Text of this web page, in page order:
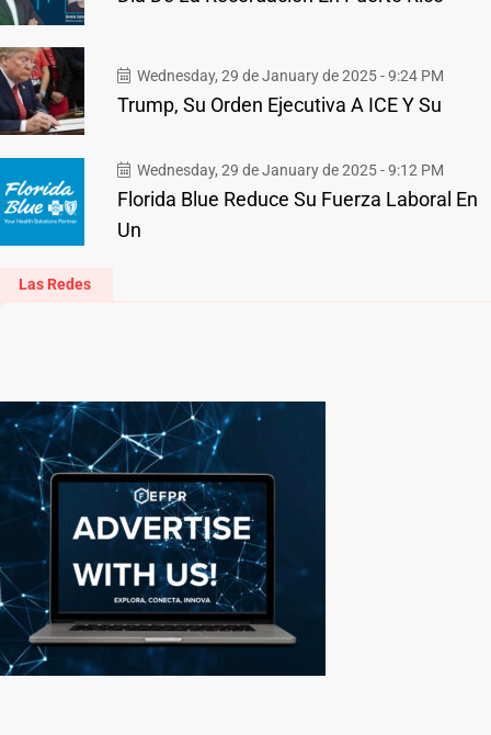
Wednesday, 29 de January de 2025 - 9:24 PM
Trump, Su Orden Ejecutiva A ICE Y Su
Wednesday, 29 de January de 2025 - 9:12 PM
Florida Blue Reduce Su Fuerza Laboral En
Un
Las Redes